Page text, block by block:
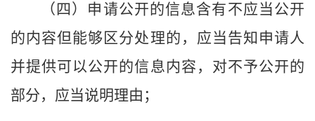
（四）申请公开的信息含有不应当公开
的内容但能够区分处理的，应当告知申请人
并提供可以公开的信息内容，对不予公开的
部分，应当说明理由；